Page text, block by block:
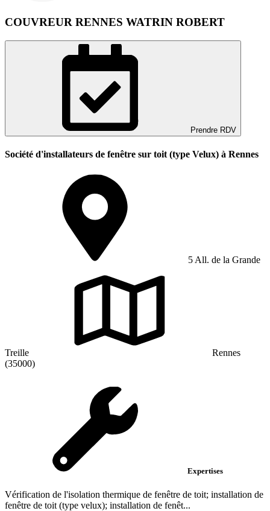
COUVREUR RENNES WATRIN ROBERT
Prendre RDV
Société d'installateurs de fenêtre sur toit (type Velux) à Rennes
5 All. de la Grande
Treille
Rennes
(35000)
Expertises
Vérification de l'isolation thermique de fenêtre de toit; installation de
fenêtre de toit (type velux); installation de fenêt...